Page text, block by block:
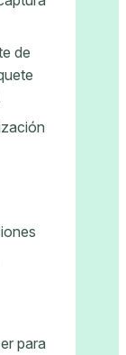
de
para